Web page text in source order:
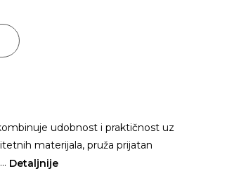
udobnost i praktičnost uz
materijala, pruža prijatan
... Detaljnije